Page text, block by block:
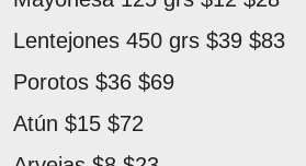
Lentejones 450 grs $39 $83
Porotos $36 $69
Atún $15 $72